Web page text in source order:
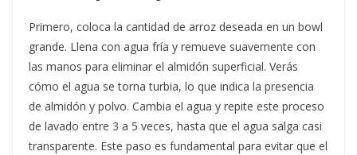
Primero, coloca la cantidad de arroz deseada en un bowl
grande. Llena con agua fría y remueve suavemente con
las manos para eliminar el almidón superficial. Verás
cómo el agua se torna turbia, lo que indica la presencia
de almidón y polvo. Cambia el agua y repite este proceso
de lavado entre 3 a 5 veces, hasta que el agua salga casi
transparente. Este paso es fundamental para evitar que el